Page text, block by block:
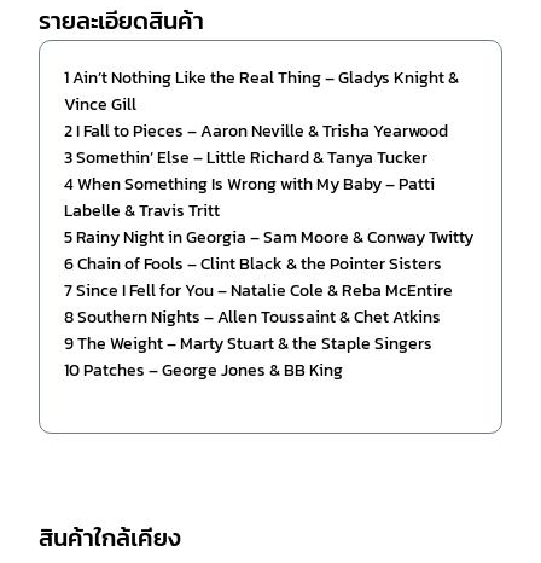
รายละเอียดสินค้า
1 Ain’t Nothing Like the Real Thing – Gladys Knight &
Vince Gill
2 I Fall to Pieces – Aaron Neville & Trisha Yearwood
3 Somethin’ Else – Little Richard & Tanya Tucker
4 When Something Is Wrong with My Baby – Patti
Labelle & Travis Tritt
5 Rainy Night in Georgia – Sam Moore & Conway Twitty
6 Chain of Fools – Clint Black & the Pointer Sisters
7 Since I Fell for You – Natalie Cole & Reba McEntire
8 Southern Nights – Allen Toussaint & Chet Atkins
9 The Weight – Marty Stuart & the Staple Singers
10 Patches – George Jones & BB King
สินค้าใกล้เคียง